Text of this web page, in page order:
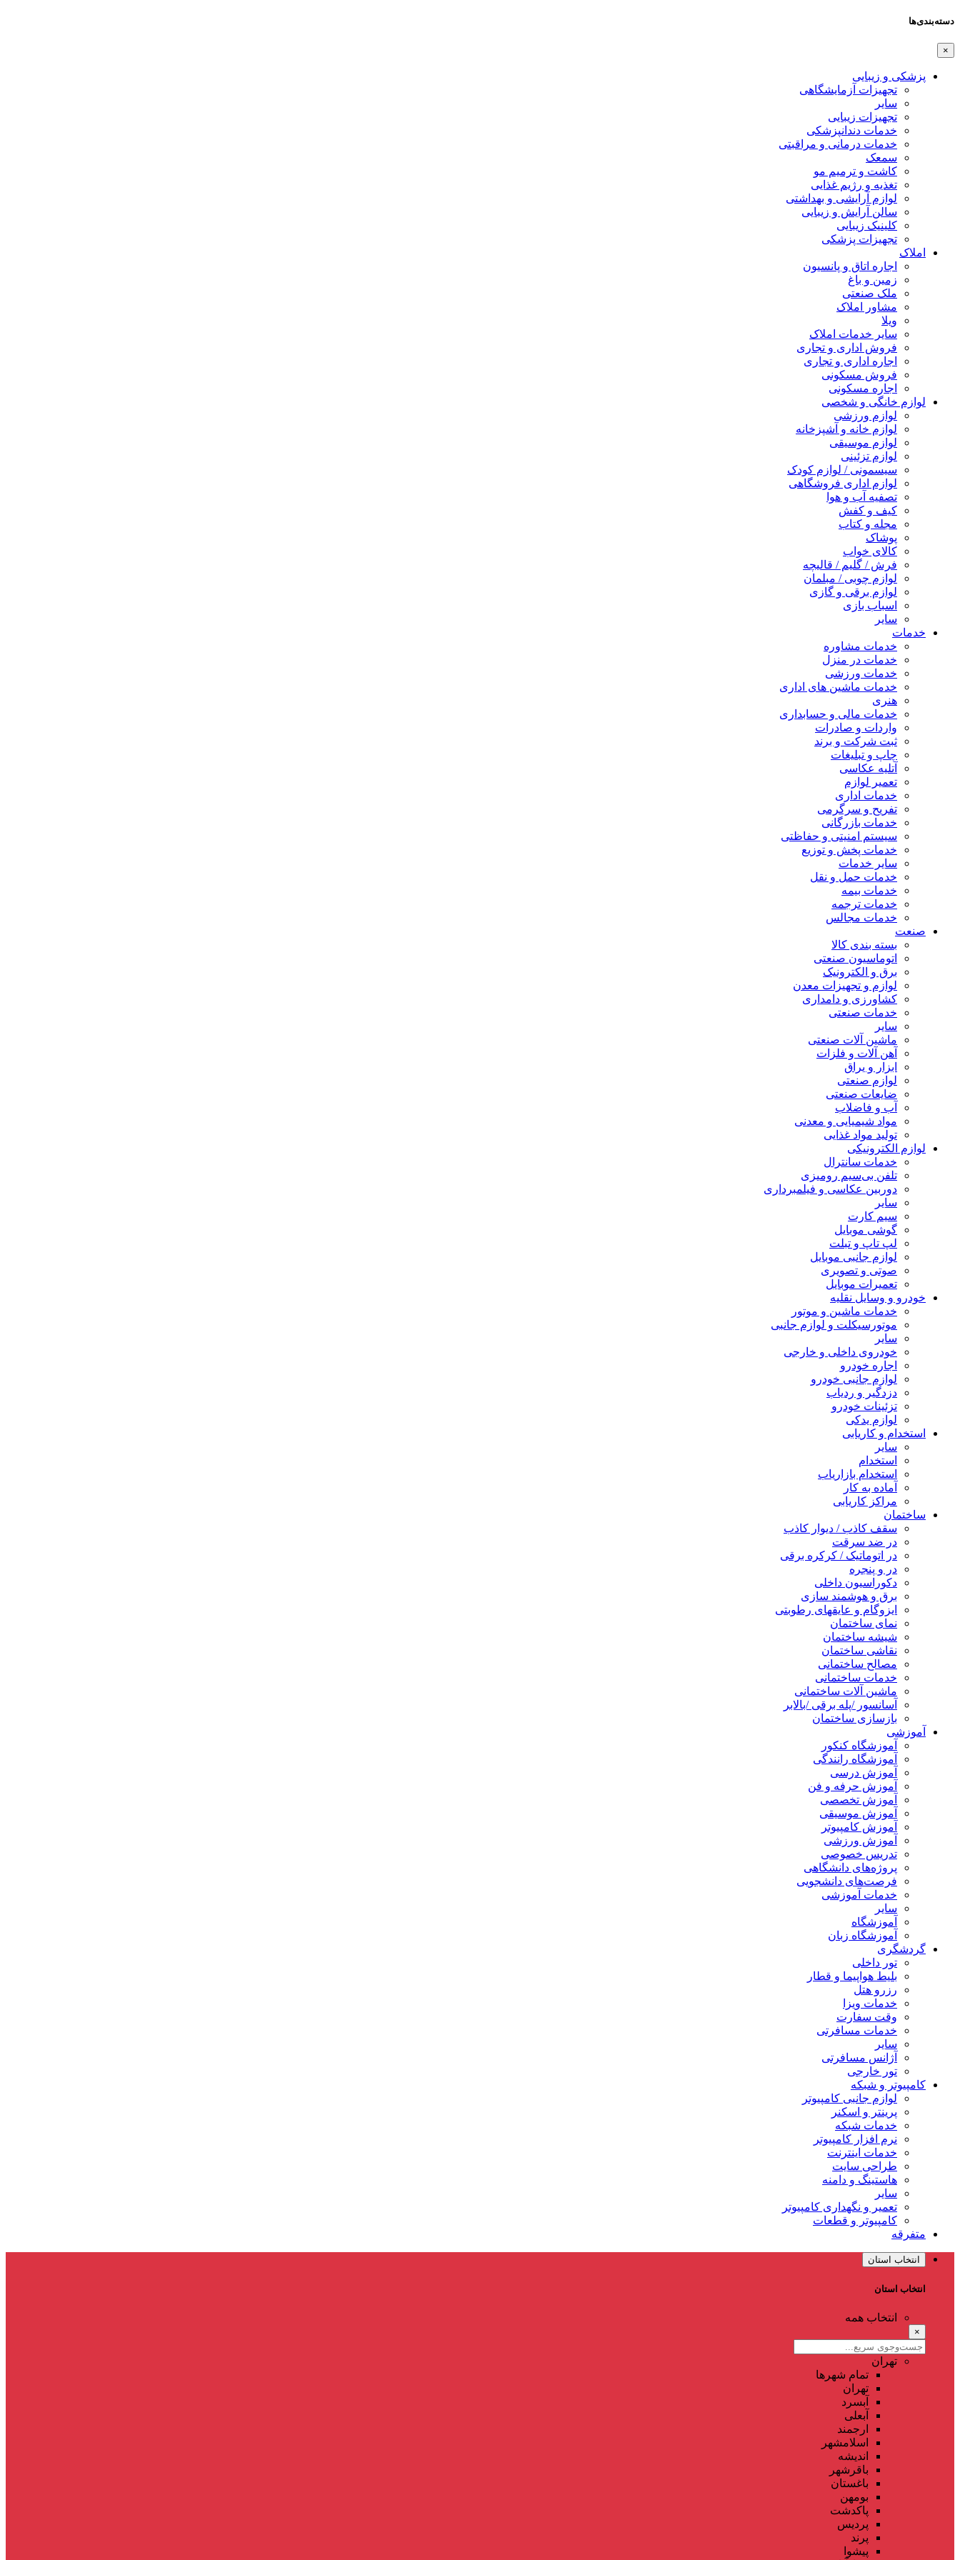
دسته‌بندی‌ها
×
پزشکی و زیبایی
تجهیزات آزمایشگاهی
سایر
تجهیزات زیبایی
خدمات دندانپزشکی
خدمات درمانی و مراقبتی
سمعک
کاشت و ترمیم مو
تغذیه و رژیم غذایی
لوازم آرایشی و بهداشتی
سالن آرایش و زیبایی
کلینیک زیبایی
تجهیزات پزشکی
املاک
اجاره اتاق و پانسیون
زمین و باغ
ملک صنعتی
مشاور املاک
ویلا
سایر خدمات املاک
فروش اداری و تجاری
اجاره اداری و تجاری
فروش مسکونی
اجاره مسکونی
لوازم خانگی و شخصی
لوازم ورزشی
لوازم خانه و آشپزخانه
لوازم موسیقی
لوازم تزئینی
سیسمونی / لوازم کودک
لوازم اداری فروشگاهی
تصفیه آب و هوا
کیف و کفش
مجله و کتاب
پوشاک
کالای خواب
فرش / گلیم / قالیچه
لوازم چوبی / مبلمان
لوازم برقی و گازی
اسباب بازی
سایر
خدمات
خدمات مشاوره
خدمات در منزل
خدمات ورزشی
خدمات ماشین های اداری
هنری
خدمات مالی و حسابداری
واردات و صادرات
ثبت شرکت و برند
چاپ و تبلیغات
آتلیه عکاسی
تعمیر لوازم
خدمات اداری
تفریح و سرگرمی
خدمات بازرگانی
سیستم امنیتی و حفاظتی
خدمات پخش و توزیع
سایر خدمات
خدمات حمل و نقل
خدمات بیمه
خدمات ترجمه
خدمات مجالس
صنعت
بسته بندی کالا
اتوماسیون صنعتی
برق و الکترونیک
لوازم و تجهیزات معدن
کشاورزی و دامداری
خدمات صنعتی
سایر
ماشین آلات صنعتی
آهن آلات و فلزات
ابزار و یراق
لوازم صنعتی
ضایعات صنعتی
آب و فاضلاب
مواد شیمیایی و معدنی
تولید مواد غذایی
لوازم الکترونیکی
خدمات سانترال
تلفن بی‌سیم رومیزی
دوربین عکاسی و فیلمبرداری
سایر
سیم کارت
گوشی موبایل
لپ تاپ و تبلت
لوازم جانبی موبایل
صوتی و تصویری
تعمیرات موبایل
خودرو و وسایل نقلیه
خدمات ماشین و موتور
موتورسیکلت و لوازم جانبی
سایر
خودروی داخلی و خارجی
اجاره خودرو
لوازم جانبی خودرو
دزدگیر و ردیاب
تزئینات خودرو
لوازم یدکی
استخدام و کاریابی
سایر
استخدام
استخدام بازاریاب
آماده به کار
مراکز کاریابی
ساختمان
سقف کاذب / دیوار کاذب
در ضد سرقت
در اتوماتیک / کرکره برقی
در و پنجره
دکوراسیون داخلی
برق و هوشمند سازی
ایزوگام و عایقهای رطوبتی
نمای ساختمان
شیشه ساختمان
نقاشی ساختمان
مصالح ساختمانی
خدمات ساختمانی
ماشین آلات ساختمانی
آسانسور /پله برقی /بالابر
بازسازی ساختمان
آموزشی
آموزشگاه کنکور
آموزشگاه رانندگی
آموزش درسی
آموزش حرفه و فن
آموزش تخصصی
آموزش موسیقی
آموزش کامپیوتر
آموزش ورزشی
تدریس خصوصی
پروژه‌های دانشگاهی
فرصت‌های دانشجویی
خدمات آموزشی
سایر
آموزشگاه
آموزشگاه زبان
گردشگری
تور داخلی
بلیط هواپیما و قطار
رزرو هتل
خدمات ویزا
وقت سفارت
خدمات مسافرتی
سایر
آژانس مسافرتی
تور خارجی
کامپیوتر و شبکه
لوازم جانبی کامپیوتر
پرینتر و اسکنر
خدمات شبکه
نرم افزار کامپیوتر
خدمات اینترنت
طراحی سایت
هاستینگ و دامنه
سایر
تعمیر و نگهداری کامپیوتر
کامپیوتر و قطعات
متفرقه
انتخاب استان
انتخاب استان
انتخاب همه
×
تهران
تمام شهر‌ها
تهران
آبسرد
آبعلی
ارجمند
اسلامشهر
اندیشه
باقرشهر
باغستان
بومهن
پاکدشت
پردیس
پرند
پیشوا